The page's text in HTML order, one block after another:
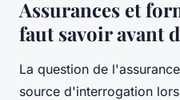
Assurances et
faut savoir avant
La question de
source d'interrogation